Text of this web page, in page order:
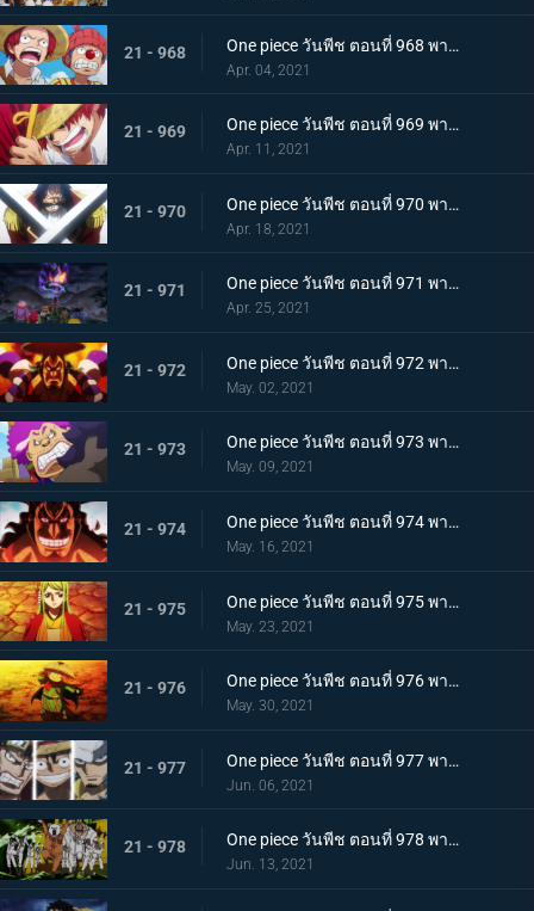
21 - 968 One piece วันพีช ตอนที่ 968 พากย์ไทย ราชาโจรสลัดถือกำเนิด ถึงแล้ว! เกาะสุดท้าย
Apr. 04, 2021
21 - 969 One piece วันพีช ตอนที่ 969 พากย์ไทย มุ่งสู่วะโนะคุนิ! โจรสลัดโรเจอร์สลายตัว!
Apr. 11, 2021
21 - 970 One piece วันพีช ตอนที่ 970 พากย์ไทย ข่าวร้าย เปิดยุคแห่งโจรสลัด
Apr. 18, 2021
21 - 971 One piece วันพีช ตอนที่ 971 พากย์ไทย บุก! โอเด้งและ 9 ปลอกดาบแดง
Apr. 25, 2021
21 - 972 One piece วันพีช ตอนที่ 972 พากย์ไทย ถึงเวลาตัดสิน! โอเด้งปะทะไคโด!
May. 02, 2021
21 - 973 One piece วันพีช ตอนที่ 973 พากย์ไทย ต้มจนตาย การต่อสู้ 1 ชั่วโมงของโอเด้ง
May. 09, 2021
21 - 974 One piece วันพีช ตอนที่ 974 พากย์ไทย โอเด้งจะไม่ใช่โอเด้งถ้าไม่ต้ม!
May. 16, 2021
21 - 975 One piece วันพีช ตอนที่ 975 พากย์ไทย ปราสาทลุกเป็นไฟ! โชคชะตาของตระกูลโคสึกิ!
May. 23, 2021
21 - 976 One piece วันพีช ตอนที่ 976 พากย์ไทย กลับสู่ปัจจุบัน! 20 ปีต่อมา
May. 30, 2021
21 - 977 One piece วันพีช ตอนที่ 977 พากย์ไทย ทะเลมีไว้สำหรับโจรสลัด! บุก! มุ่งสู่โอนิกาชิมะ
Jun. 06, 2021
21 - 978 One piece วันพีช ตอนที่ 978 พากย์ไทย รุ่นที่เลวร้ายที่สุดมาแล้ว! การต่อสู้กลางทะเลอันดุเดือด
Jun. 13, 2021